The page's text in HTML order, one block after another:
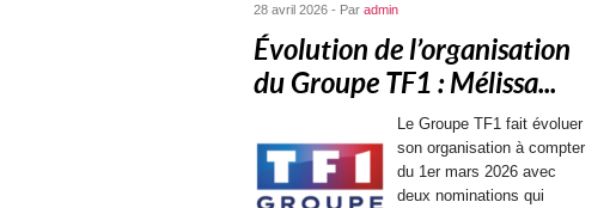
28 avril 2026 - Par admin
Évolution de l’organisation
du Groupe TF1 : Mélissa...
Le Groupe TF1 fait évoluer
son organisation à compter
du 1er mars 2026 avec
deux nominations qui